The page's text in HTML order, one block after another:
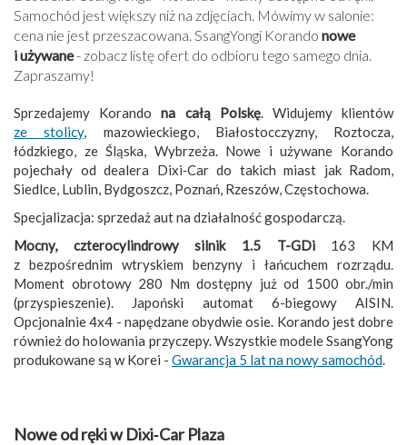
Samochód jest większy niż na zdjęciach. Mówimy w salonie:
cena nie jest przeszacowana. SsangYongi Korando nowe
i używane- zobacz listę ofert do odbioru tego samego dnia.
Zapraszamy!
Sprzedajemy Korandona całą Polskę. Widujemy klientów
ze stolicy, mazowieckiego, Białostocczyzny, Roztocza,
łódzkiego, ze Śląska, Wybrzeża. Nowe i używane Korando
pojechały od dealera Dixi‑Car do takich miast jak Radom,
Siedlce, Lublin, Bydgoszcz, Poznań, Rzeszów, Częstochowa.
Specjalizacja: sprzedaż aut na działalność gospodarczą.
Mocny, czterocylindrowy silnik 1.5 T-GDi163 KM
z bezpośrednim wtryskiem benzyny i łańcuchem rozrządu.
Moment obrotowy 280 Nm dostępny już od 1500 obr./min
(przyspieszenie). Japoński automat 6-biegowy AISIN.
Opcjonalnie 4x4 - napędzane obydwie osie. Korando jest dobre
również do holowania przyczepy. Wszystkie modele SsangYong
produkowane są w Korei - Gwarancja 5 lat na nowy samochód
Nowe od ręki w Dixi‑Car Plaza